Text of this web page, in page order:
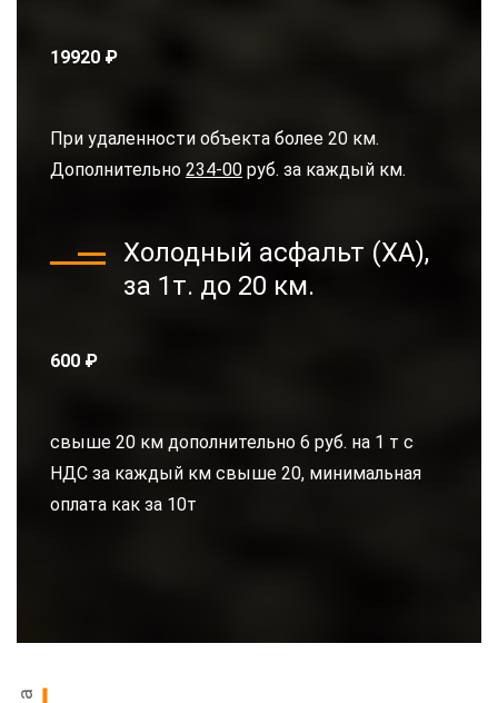
19920 ₽
При удаленности объекта более 20 км.
Дополнительно 234-00 руб. за каждый км.
Холодный асфальт (ХА),
за 1т. до 20 км.
600 ₽
свыше 20 км дополнительно 6 руб. на 1 т с
НДС за каждый км свыше 20, минимальная
оплата как за 10т